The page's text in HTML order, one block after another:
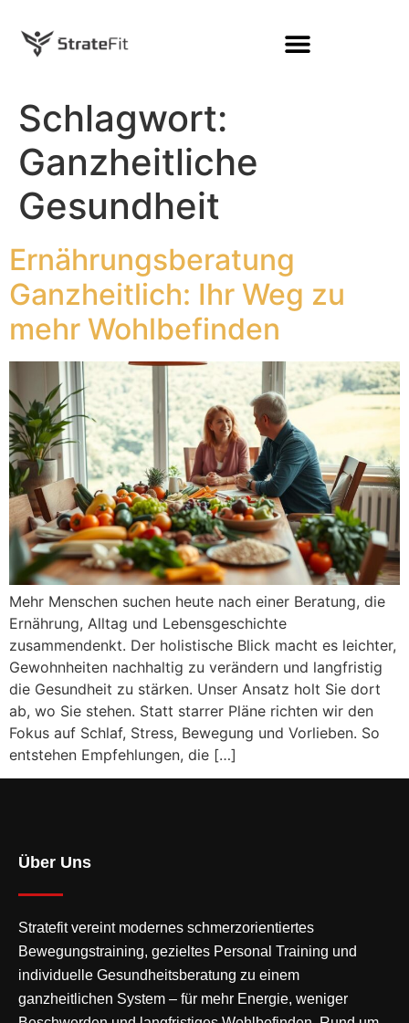
Schlagwort:
Ganzheitliche
Gesundheit
Ernährungsberatung
Ganzheitlich: Ihr Weg zu
mehr Wohlbefinden
Mehr Menschen suchen heute nach einer Beratung, die
Ernährung, Alltag und Lebensgeschichte
zusammendenkt. Der holistische Blick macht es leichter,
Gewohnheiten nachhaltig zu verändern und langfristig
die Gesundheit zu stärken. Unser Ansatz holt Sie dort
ab, wo Sie stehen. Statt starrer Pläne richten wir den
Fokus auf Schlaf, Stress, Bewegung und Vorlieben. So
entstehen Empfehlungen, die […]
Über Uns
Stratefit vereint modernes schmerzorientiertes
Bewegungstraining, gezieltes Personal Training und
individuelle Gesundheitsberatung zu einem
ganzheitlichen System – für mehr Energie, weniger